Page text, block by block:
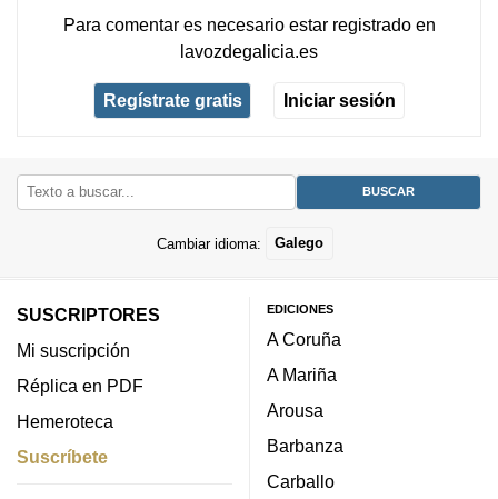
Para comentar es necesario estar registradoen
lavozdegalicia.es
Regístrate gratis Iniciar sesión
Cambiar idioma: Galego
SUSCRIPTORES
Mi suscripción
Réplica en PDF
Hemeroteca
Suscríbete
EDICIONES
A Coruña
A Mariña
Arousa
Barbanza
Carballo